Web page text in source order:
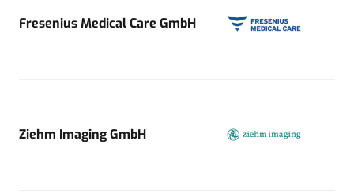
Fresenius Medical Care GmbH
Ziehm Imaging GmbH